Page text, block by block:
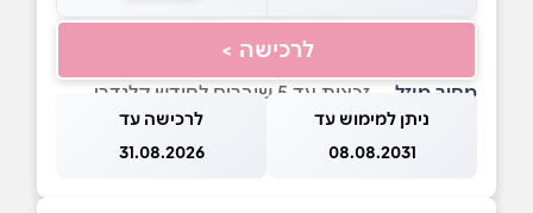
לרכישה >
מחיר מוזל — זכאות עד 5 שוברים לחודש קלנדרי
ניתן למימוש עד
08.08.2031
לרכישה עד
31.08.2026